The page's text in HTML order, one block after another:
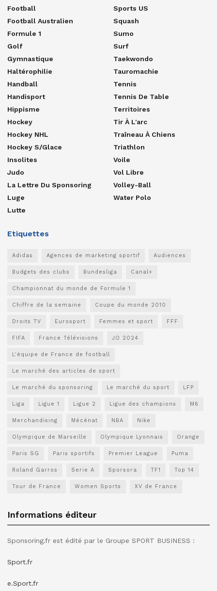
Football
Football Australien
Formule 1
Golf
Gymnastique
Haltérophilie
Handball
Handisport
Hippisme
Hockey
Hockey NHL
Hockey S/glace
Insolites
Judo
La Lettre Du Sponsoring
Luge
Lutte
Sports US
Squash
Sumo
Surf
Taekwondo
Tauromachie
Tennis
Tennis De Table
Territoires
Tir À L'arc
Traîneau À Chiens
Triathlon
Voile
Vol Libre
Volley-Ball
Water Polo
Etiquettes
Adidas Agences de marketing sportif Audiences
Budgets des clubs Bundesliga Canal+
Championnat du monde de Formule 1
Chiffre de la semaine Coupe du monde 2010
Droits TV Eurosport Femmes et sport FFF
FIFA France Télévisions JO 2024
L'équipe de France de football
Le marché des articles de sport
Le marché du sponsoring Le marché du sport LFP
Liga Ligue 1 Ligue 2 Ligue des champions M6
Merchandising Mécénat NBA Nike
Olympique de Marseille Olympique Lyonnais Orange
Paris SG Paris sportifs Premier League Puma
Roland Garros Serie A Sporsora TF1 Top 14
Tour de France Women Sports XV de France
Informations éditeur
Sponsoring.fr est édité par le Groupe SPORT BUSINESS :
Sport.fr
e.Sport.fr